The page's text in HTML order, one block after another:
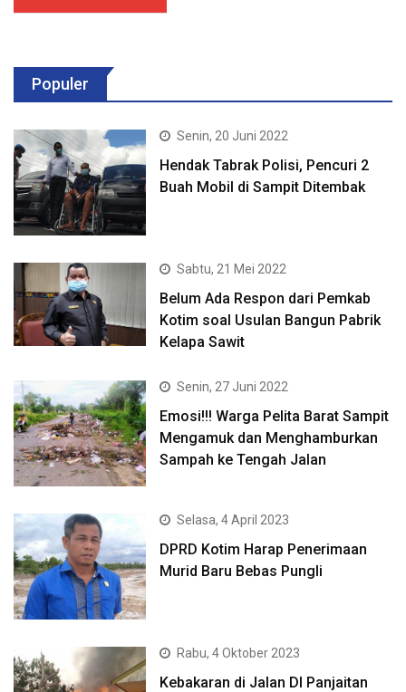
Populer
Senin, 20 Juni 2022
Hendak Tabrak Polisi, Pencuri 2
Buah Mobil di Sampit Ditembak
Sabtu, 21 Mei 2022
Belum Ada Respon dari Pemkab
Kotim soal Usulan Bangun Pabrik
Kelapa Sawit
Senin, 27 Juni 2022
Emosi!!! Warga Pelita Barat Sampit
Mengamuk dan Menghamburkan
Sampah ke Tengah Jalan
Selasa, 4 April 2023
DPRD Kotim Harap Penerimaan
Murid Baru Bebas Pungli
Rabu, 4 Oktober 2023
Kebakaran di Jalan DI Panjaitan